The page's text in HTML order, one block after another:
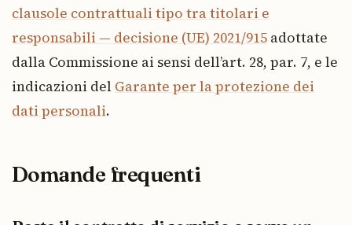
clausole contrattuali tipo tra titolari e
responsabili — decisione (UE) 2021/915 adottate
dalla Commissione ai sensi dell’art. 28, par. 7, e le
indicazioni del Garante per la protezione dei
dati personali.
Domande frequenti